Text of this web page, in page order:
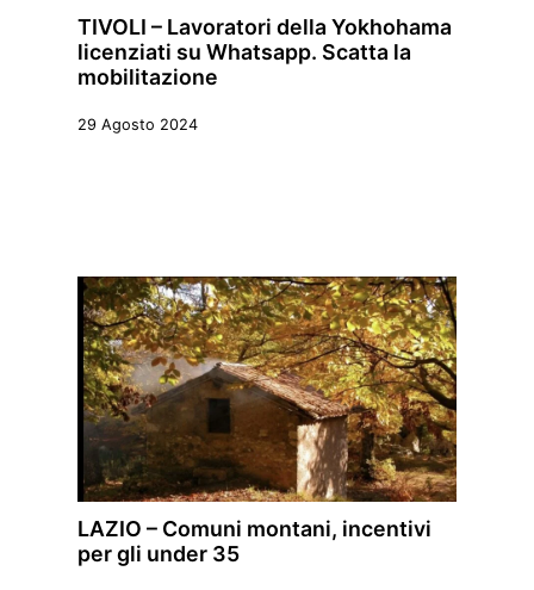
TIVOLI – Lavoratori della Yokhohama
licenziati su Whatsapp. Scatta la
mobilitazione
29 Agosto 2024
LAZIO – Comuni montani, incentivi
per gli under 35